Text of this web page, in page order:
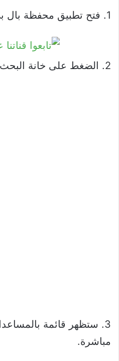
1. فتح تطبيق محفظة بال بي.
2. الضغط على خانة البحث داخل التطبيق.
3. ستظهر قائمة
مباشرة.